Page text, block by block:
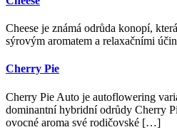
Cheese je známá odrůda konopí,
sýrovým aromatem a relaxačními
Cherry Pie
Cherry Pie Auto je autoflowering
dominantní hybridní odrůdy Cherry
ovocné aroma své rodičovské […]